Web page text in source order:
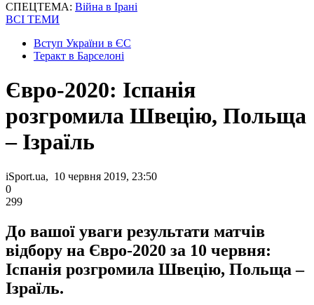
СПЕЦТЕМА: Війна в Ірані
ВСІ ТЕМИ
Вступ України в ЄС
Теракт в Барселоні
Євро-2020: Іспанія
розгромила Швецію, Польща
– Ізраїль
iSport.ua, 10 червня 2019, 23:50
0
299
До вашої уваги результати матчів
відбору на Євро-2020 за 10 червня:
Іспанія розгромила Швецію, Польща –
Ізраїль.